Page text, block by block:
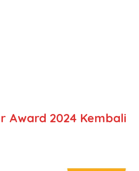
Award 2024 Kembali